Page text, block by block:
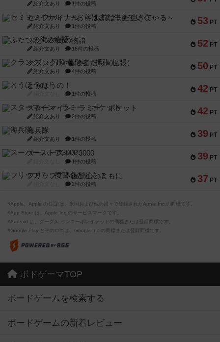
紹介文あり 1件の投稿
53 PT
セミファイナル ～お前はまだ生きている～
紹介文あり 1件の投稿
52 PT
ふたつの街の物語
紹介文あり 18件の投稿
50 PT
クランク! ：冒険者たち（拡張）
紹介文あり 4件の投稿
42 PT
とうほうの！
1件の投稿
42 PT
スターマイン・ラミー ポケット
紹介文あり 2件の投稿
39 PT
海兵隊
紹介文あり 1件の投稿
39 PT
スーパーストア3000
1件の投稿
37 PT
フリップ７：復讐心とともに
2件の投稿
※Apple、Apple のロゴ は、米国および他の国々で登録されたApple Inc.の商標です。
※App Store は、Apple Inc.のサービスマークです。
※Android は、グーグル インコーポレイテッドの商標または登録商標です。
※Google Play とそのロゴは、Google Inc.の商標または登録商標です。
ボドゲーマTOP
ボードゲームを検索する
ボードゲームの新着レビュー